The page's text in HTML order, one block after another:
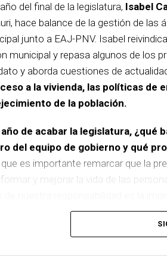
del final de la legislatura, Isabel
hace balance de la gestión de las
junto a EAJ-PNV. Isabel
municipal y repasa algunos de los
y aborda cuestiones de
a la vivienda, las políticas de
de la población.
de acabar la legislatura, ¿qué
del equipo de gobierno y qué
es importante remarcar que la
y mejorar la vida de las
de gobierno.
sentido, destacaría la
El Kalero y Basozelai. Es una